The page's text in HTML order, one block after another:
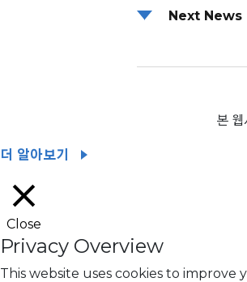
Next News
본
더 알아보기
Close
Privacy Overview
This website uses cookies to